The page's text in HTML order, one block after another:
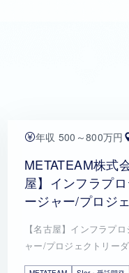
年収 500～800万円
METATEAM株式
屋】インフラプ
ージャー/プロジ
【名古屋】インフラプ
ャー/プロジェクトリー